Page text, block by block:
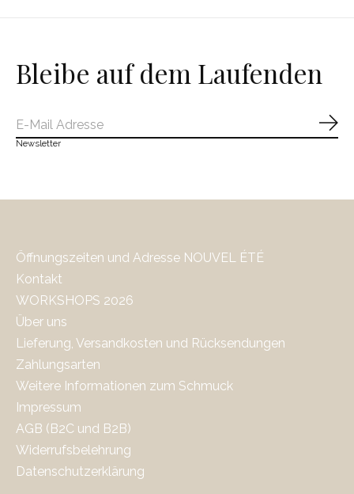
Bleibe auf dem Laufenden
Newsletter
Öffnungszeiten und Adresse NOUVEL ÉTÉ
Kontakt
WORKSHOPS 2026
Über uns
Lieferung, Versandkosten und Rücksendungen
Zahlungsarten
Weitere Informationen zum Schmuck
Impressum
AGB (B2C und B2B)
Widerrufsbelehrung
Datenschutzerklärung